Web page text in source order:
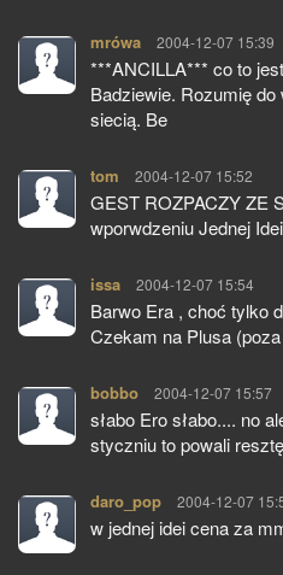
mrówa pisze:
2004-12-07 15:39
***ANCILLA*** co to
Badziewie. Rozumię
siecią. Be
tom pisze:
2004-12-07 15:52
GEST ROZPACZY ZE
wporwdzeniu Jednej Idei
issa pisze:
2004-12-07 15:54
Barwo Era , choć tylko
Czekam na Plusa
bobbo pisze:
2004-12-07 15:57
słabo Ero słabo.... no
styczniu to powali
daro_pop pisze:
2004-12-07
w jednej idei cena za